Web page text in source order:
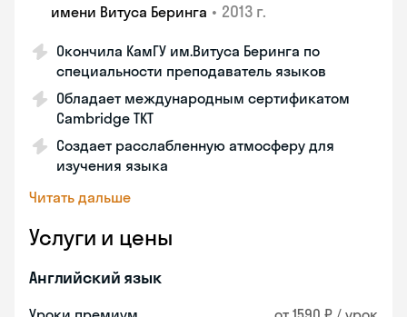
имени Витуса Беринга • 2013 г.
Окончила КамГУ им.Витуса Беринга по
специальности преподаватель языков
Обладает международным сертификатом
Cambridge TKT
Создает расслабленную атмосферу для
изучения языка
Читать дальше
Услуги и цены
Английский язык